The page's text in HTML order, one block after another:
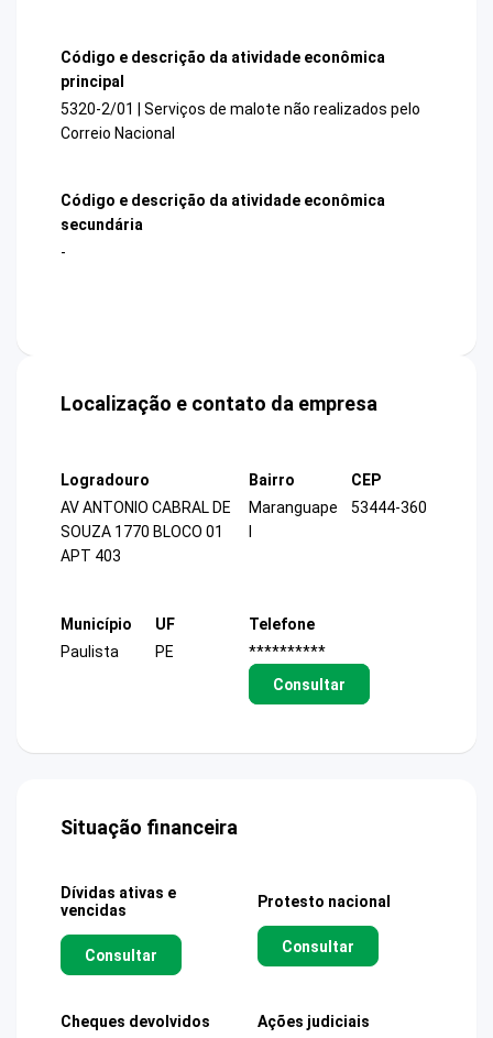
Código e descrição da atividade econômica
principal
5320-2/01 | Serviços de malote não realizados pelo
Correio Nacional
Código e descrição da atividade econômica
secundária
-
Localização e contato da empresa
Logradouro
AV ANTONIO CABRAL DE
SOUZA 1770 BLOCO 01
APT 403
Bairro
Maranguape
CEP
53444-360
Município
Paulista
UF
PE
Telefone
**********
Consultar
Situação financeira
Dívidas ativas e
vencidas
Consultar
Protesto nacional
Consultar
Cheques devolvidos Ações judiciais